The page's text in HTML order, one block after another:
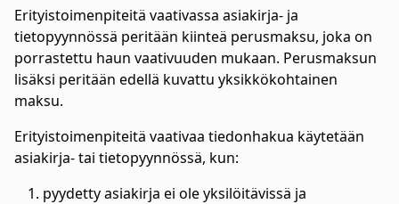
Erityistoimenpiteitä vaativassa asiakirja- ja
tietopyynnössä peritään kiinteä perusmaksu, joka on
porrastettu haun vaativuuden mukaan. Perusmaksun
lisäksi peritään edellä kuvattu yksikkökohtainen
maksu.
Erityistoimenpiteitä vaativaa tiedonhakua käytetään
asiakirja- tai tietopyynnössä, kun:
pyydetty asiakirja ei ole yksilöitävissä ja